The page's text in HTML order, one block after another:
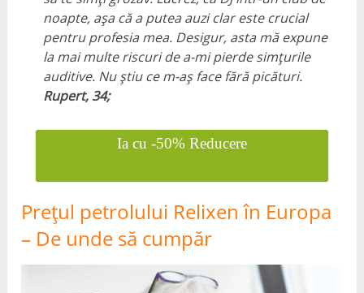
noapte, așa că a putea auzi clar este crucial
pentru profesia mea. Desigur, asta mă expune
la mai multe riscuri de a-mi pierde simțurile
auditive. Nu știu ce m-aș face fără picături.
Rupert, 34;
Ia cu -50% Reducere
Prețul petrolului Relixen în Europa
– De unde să cumpăr